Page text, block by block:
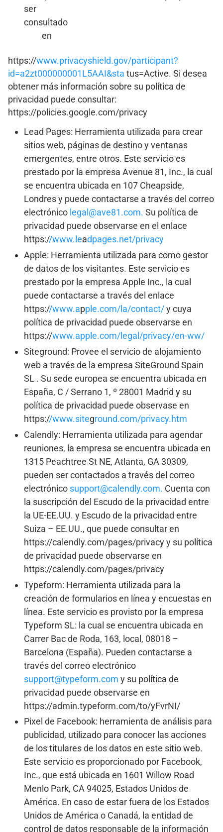
ser
consultado
en
https://www.privacyshield.gov/participant?
id=a2zt000000001L5AAI&sta tus=Active. Si desea
obtener más información sobre su política de
privacidad puede consultar:
https://policies.google.com/privacy
Lead Pages: Herramienta utilizada para crear
sitios web, páginas de destino y ventanas
emergentes, entre otros. Este servicio es
prestado por la empresa Avenue 81, Inc., la cual
se encuentra ubicada en 107 Cheapside,
Londres y puede contactarse a través del correo
electrónico legal@ave81.com. Su política de
privacidad puede observarse en el enlace
https://www.leadpages.net/privacy
Apple: Herramienta utilizada para como gestor
de datos de los visitantes. Este servicio es
prestado por la empresa Apple Inc., la cual
puede contactarse a través del enlace
https://www.apple.com/la/contact/y cuya
política de privacidad puede observarse en
https://www.apple.com/legal/privacy/en-ww/
Siteground: Provee el servicio de alojamiento
web a través de la empresa SiteGround Spain
SL . Su sede europea se encuentra ubicada en
España, C / Serrano 1, º 28001 Madrid y su
política de privacidad puede observase en
https://www.siteground.com/privacy.htm
Calendly: Herramienta utilizada para agendar
reuniones, la empresa se encuentra ubicada en
1315 Peachtree St NE, Atlanta, GA 30309,
pueden ser contactados a través del correo
electrónico support@calendly.com. Cuenta con
la suscripción del Escudo de la privacidad entre
la UE-EE.UU. y Escudo de la privacidad entre
Suiza – EE.UU., que puede consultar en
https://calendly.com/pages/privacy y su política
de privacidad puede observarse en
https://calendly.com/pages/privacy
Typeform: Herramienta utilizada para la
creación de formularios en línea y encuestas en
línea. Este servicio es provisto por la empresa
Typeform SL: la cual se encuentra ubicada en
Carrer Bac de Roda, 163, local, 08018 –
Barcelona (España). Pueden contactarse a
través del correo electrónico
support@typeform.com y su política de
privacidad puede observarse en
https://admin.typeform.com/to/yFvrNI/
Pixel de Facebook: herramienta de análisis para
publicidad, utilizado para conocer las acciones
de los titulares de los datos en este sitio web.
Este servicio es proporcionado por Facebook,
Inc., que está ubicada en 1601 Willow Road
Menlo Park, CA 94025, Estados Unidos de
América. En caso de estar fuera de los Estados
Unidos de América o Canadá, la entidad de
control de datos responsable de la información